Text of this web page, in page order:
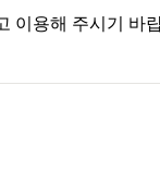
이용해 주시기 바